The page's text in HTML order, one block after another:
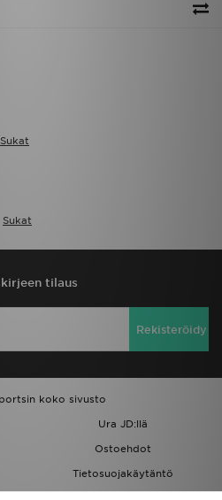
Sukat
Sukat
tilaus
Rekisteröidy
koko sivusto
Ura JD:llä
Ostoehdot
Tietosuojakäytäntö